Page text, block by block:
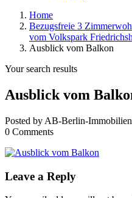
Home
Bezugsfreie 3
vom Volkspark
Ausblick vom Balkon
Your search results
Ausblick vom
Posted by AB-Berlin-
0 Comments
Leave a Reply